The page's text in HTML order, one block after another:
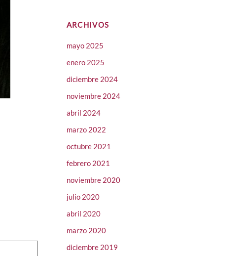
ARCHIVOS
mayo 2025
enero 2025
diciembre 2024
noviembre 2024
abril 2024
marzo 2022
octubre 2021
febrero 2021
noviembre 2020
julio 2020
abril 2020
marzo 2020
diciembre 2019